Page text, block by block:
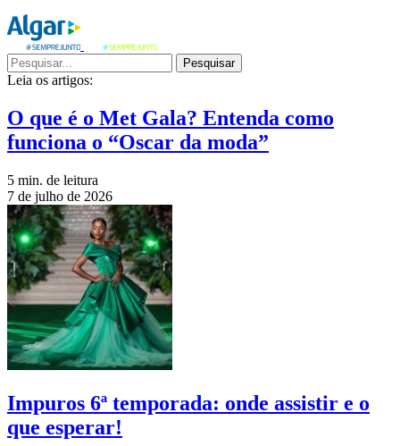
Pesquisar
Leia os artigos:
O que é o Met Gala? Entenda como
funciona o “Oscar da moda”
5 min. de leitura
7 de julho de 2026
Impuros 6ª temporada: onde assistir e o
que esperar!